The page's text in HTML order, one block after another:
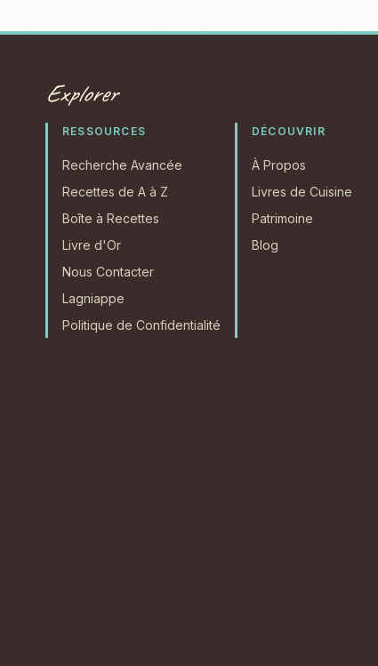
Explorer
RESSOURCES
Recherche Avancée
Recettes de A à Z
Boîte à Recettes
Livre d'Or
Nous Contacter
Lagniappe
Politique de Confidentialité
DÉCOUVRIR
À Propos
Livres de Cuisine
Patrimoine
Blog